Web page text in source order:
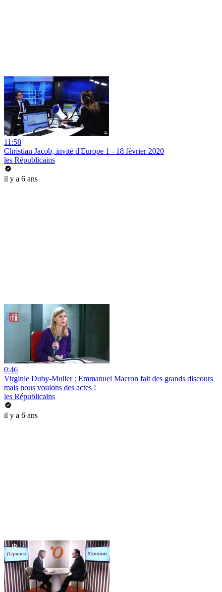
11:58
Christian Jacob, invité d'Europe 1 - 18 février 2020
les Républicains
il y a 6 ans
0:46
Virginie Duby-Muller : Emmanuel Macron fait des grands discours
mais nous voulons des actes !
les Républicains
il y a 6 ans